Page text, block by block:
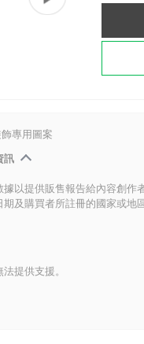
專用圖案
訊
以提供販售報告給內容創作者
及購買者所註冊的國家或地
提供支援。